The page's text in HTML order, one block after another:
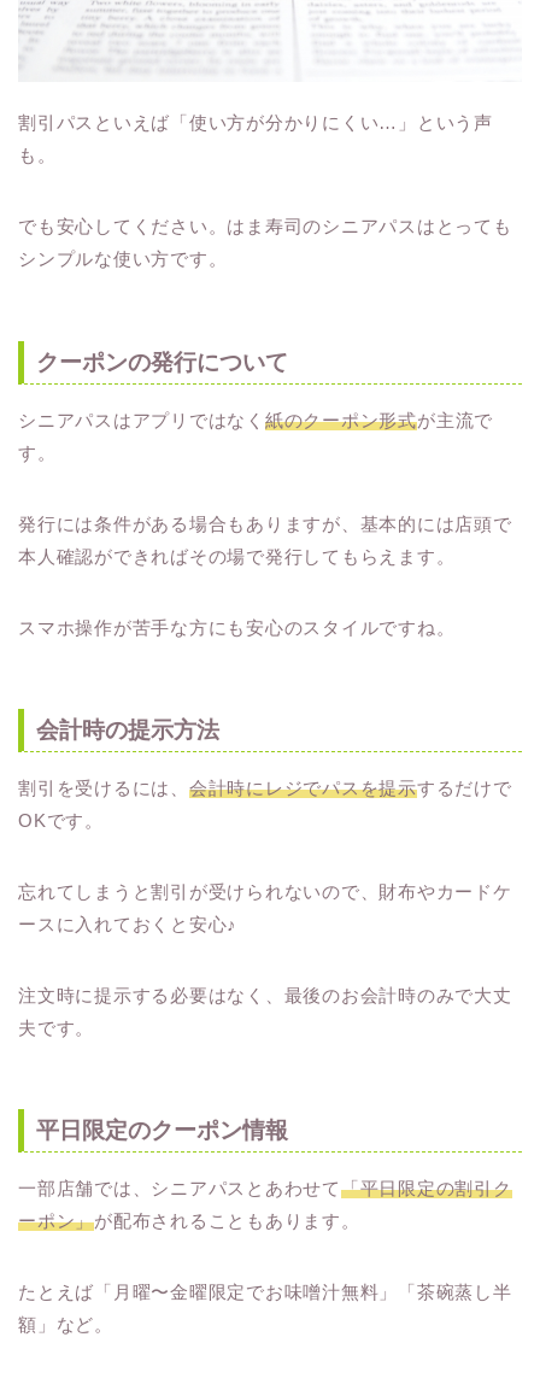
割引パスといえば「使い方が分かりにくい…」という声
も。
でも安心してください。はま寿司のシニアパスはとっても
シンプルな使い方です。
クーポンの発行について
シニアパスはアプリではなく 紙のクーポン形式が主流で
す。
発行には条件がある場合もありますが、基本的には店頭で
本人確認ができればその場で発行してもらえます。
スマホ操作が苦手な方にも安心のスタイルですね。
会計時の提示方法
割引を受けるには、 会計時にレジでパスを提示するだけで
OKです。
忘れてしまうと割引が受けられないので、財布やカードケ
ースに入れておくと安心♪
注文時に提示する必要はなく、最後のお会計時のみで大丈
夫です。
平日限定のクーポン情報
一部店舗では、シニアパスとあわせて「平日限定の割引ク
ーポン」が配布されることもあります。
たとえば「月曜〜金曜限定でお味噌汁無料」「茶碗蒸し半
額」など。